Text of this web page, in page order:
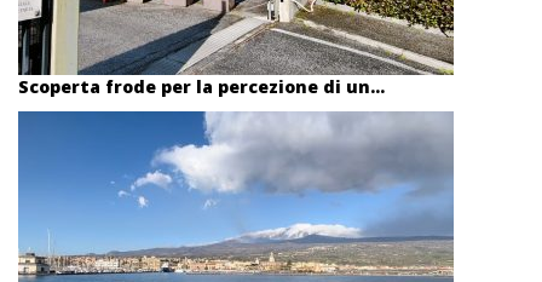
Scoperta frode per la percezione di un...